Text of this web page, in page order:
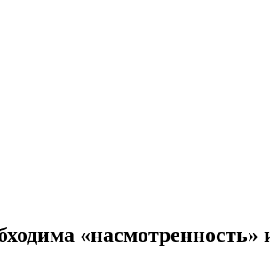
«насмотренность»